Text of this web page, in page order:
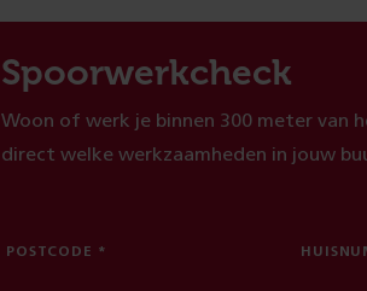
Spoorwerkcheck
Woon of werk je binnen 300 meter van
direct welke werkzaamheden in jouw
POSTCODE